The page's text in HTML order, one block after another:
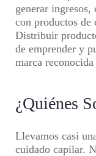
generar
con productos de
Distribuir
de emprender y
marca
¿Quiénes
Llevamos casi
cuidado capilar.